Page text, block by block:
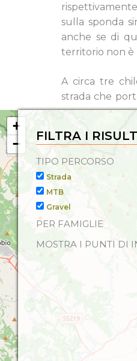
sulla sponda
anche se di
territorio non è
A circa tre
strada che
+
−
FILTRA I
TIPO PERCORSO
Strada
MTB
Gravel
PER FAMIGLIE
MOSTRA I PUNTI DI